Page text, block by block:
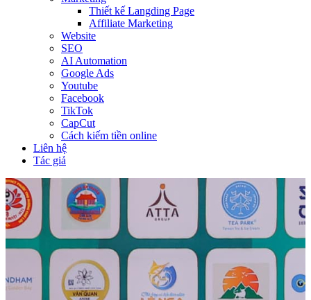
Thiết kế Langding Page
Affiliate Marketing
Website
SEO
AI Automation
Google Ads
Youtube
Facebook
TikTok
CapCut
Cách kiếm tiền online
Liên hệ
Tác giả